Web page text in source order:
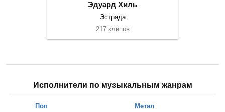
Эдуард Хиль
Эстрада
217 клипов
Исполнители по музыкальным жанрам
Поп
Метал